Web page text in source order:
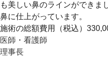
も美しい鼻のラインができま
鼻に仕上がっています。
施術の総額費用（税込）
医師・看護師
理事長